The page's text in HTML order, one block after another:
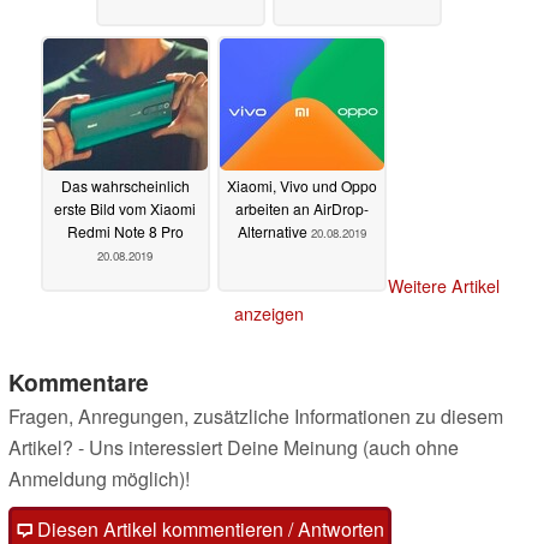
Das wahrscheinlich
erste Bild vom Xiaomi
Redmi Note 8 Pro
20.08.2019
Xiaomi, Vivo und Oppo
arbeiten an AirDrop-
Alternative 20.08.2019
Weitere Artikel
anzeigen
Kommentare
Fragen, Anregungen, zusätzliche Informationen zu diesem
Artikel? - Uns interessiert Deine Meinung (auch ohne
Anmeldung möglich)!
Diesen Artikel kommentieren / Antworten